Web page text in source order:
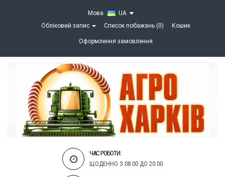
Мова
UA
Обліковий запис
Список побажань (0) Кошик
Оформлення замовлення
ЧАС РОБОТИ:
ЩОДЕННО З 08:00 ДО 20:00